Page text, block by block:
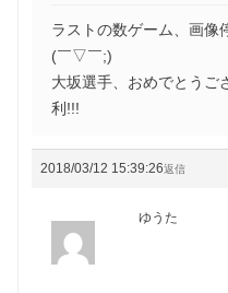
ラストの数ゲーム、画像
(￣▽￣;)
大坂選手、おめでとうご
利!!!
2018/03/12 15:39:26返信
ゆうた